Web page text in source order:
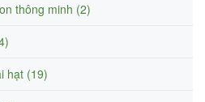
thông minh (2)
hạt (19)